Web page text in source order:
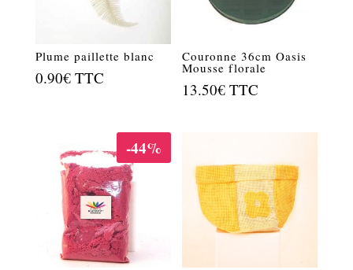
Plume paillette blanc
0.90€ TTC
Couronne 36cm Oasis
Mousse florale
13.50€ TTC
-44%